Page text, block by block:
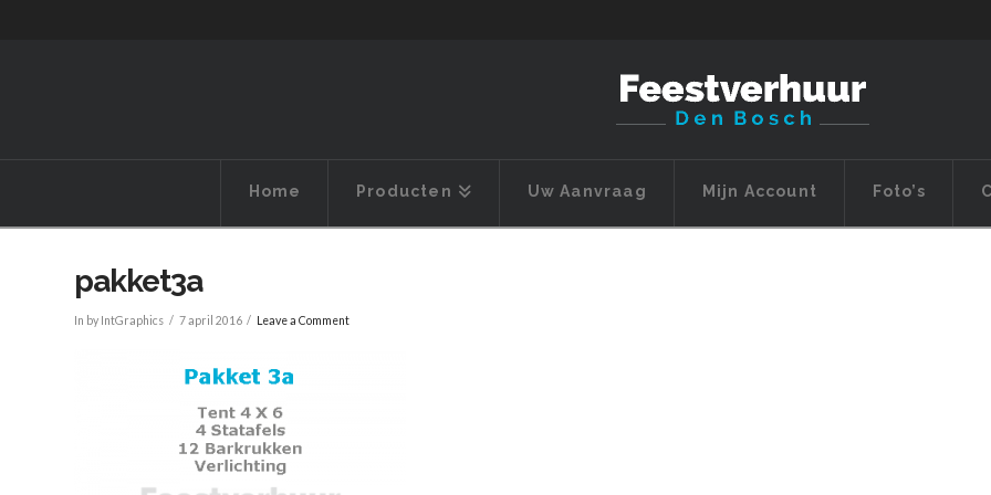
Home Producten Uw Aanvraag Mijn Account Foto’s
pakket3a
In by IntGraphics 7 april 2016 Leave a Comment